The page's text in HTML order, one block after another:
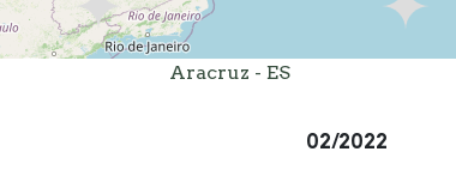
Aracruz - ES
02/2022